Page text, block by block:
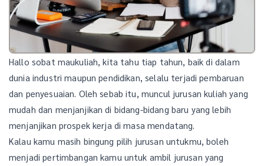
Hallo sobat maukuliah, kita tahu tiap tahun, baik di dalam
dunia industri maupun pendidikan, selalu terjadi pembaruan
dan penyesuaian. Oleh sebab itu, muncul jurusan kuliah yang
mudah dan menjanjikan di bidang-bidang baru yang lebih
menjanjikan prospek kerja di masa mendatang.
Kalau kamu masih bingung pilih jurusan untukmu, boleh
menjadi pertimbangan kamu untuk ambil jurusan yang